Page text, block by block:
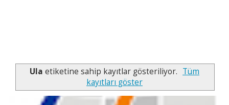
Ula etiketine sahip kayıtlar gösteriliyor. Tüm
kayıtları göster